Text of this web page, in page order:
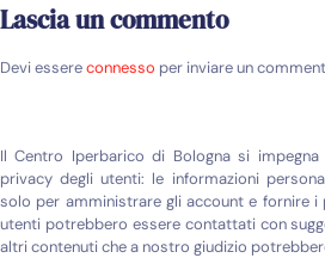
Lascia un commento
Devi essereconnesso per inviare un
Il Centro Iperbarico di Bologna si
privacy degli utenti: le informazioni
solo per amministrare gli account e fornire
utenti potrebbero essere contattati con
altri contenuti che a nostro giudizio